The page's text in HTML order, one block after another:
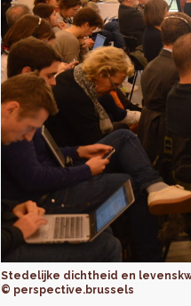
Stedelijke dichtheid en
© perspective.brussels